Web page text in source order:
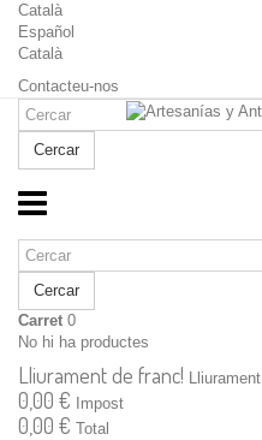
Català
Español
Català
Contacteu-nos
Cercar
Cercar
Carret 0
No hi ha productes
Lliurament de franc! Lliurament
0,00 € Impost
0,00 € Total